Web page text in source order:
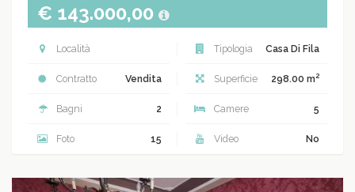
€ 143.000,00
Località Tipologia Casa Di Fila
Contratto Vendita Superficie 298.00 m2
Bagni 2 Camere 5
Foto 15 Video No